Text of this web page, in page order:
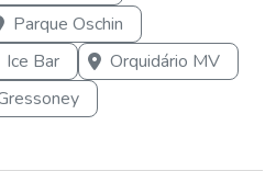
Parque Oschin
Ice Bar
Orquidário MV